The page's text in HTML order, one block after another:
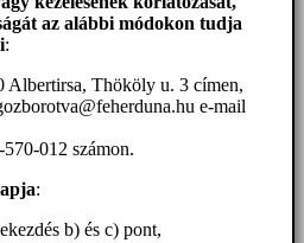
az alábbi módokon tudja
:
Albertirsa, Thököly u. 3 címen,
e-mail
012 számon.
:
b) és c) pont,